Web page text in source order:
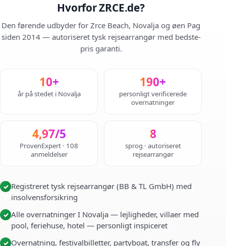
Hvorfor ZRCE.de?
Den førende udbyder for Zrce Beach, Novalja og øen Pag
siden 2014 — autoriseret tysk rejsearrangør med bedste-
pris garanti.
10+
år på stedet i Novalja
190+
personligt verificerede
overnatninger
4,97/5
ProvenExpert · 108
anmeldelser
8
sprog · autoriseret
rejsearrangør
✓ Registreret tysk rejsearrangør (BB & TL GmbH) med
insolvensforsikring
✓ Alle overnatninger I Novalja — lejligheder, villaer med
pool, feriehuse, hotel — personligt inspiceret
✓ Overnatning, festivalbilletter, partyboat, transfer og fly